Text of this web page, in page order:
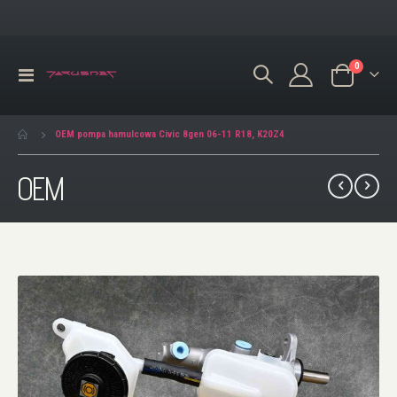
Przełącznik
Koszyk
0produkty/
OEM pompa hamulcowa Civic 8gen 06-11 R18, K20Z4
OEM
Przejdź
na
koniec
galerii